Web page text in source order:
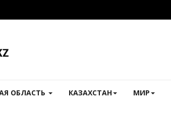
ОБЛАСТЬ КАЗАХСТАН МИР